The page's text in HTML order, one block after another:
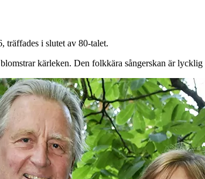
träffades i slutet av 80-talet.
kärleken. Den folkkära sångerskan är